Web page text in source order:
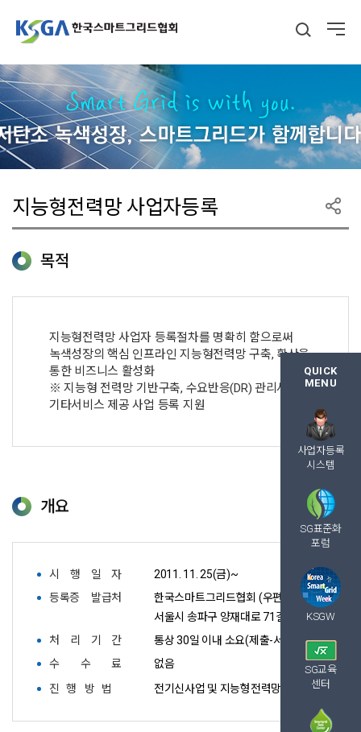
QUICK
MENU
사업자등록
시스템
SG표준화
포럼
KSGW
SG교육
센터
지능형전력망 사업자등록
목적
지능형전력망 사업자 등록절차를 명확히 함으로써
녹색성장의 핵심 인프라인 지능형전력망 구축, 확산을
통한 비즈니스 활성화
※ 지능형 전력망 기반구축, 수요반응(DR) 관리서비스,
기타서비스 제공 사업 등록 지원
개요
시 행 일 자
2011. 11. 25(금)~
등록증
발급처
한국스마트그리드협회 (우편등기접수)
서울시 송파구 양재대로 71길 20-18 (방이동
처
리 기 간
통상 30일 이내 소요(제출-서류 검토-발급까
수
수 료
없음
진 행 방 법
전기신사업 및 지능형전력망 사업자 등록 시